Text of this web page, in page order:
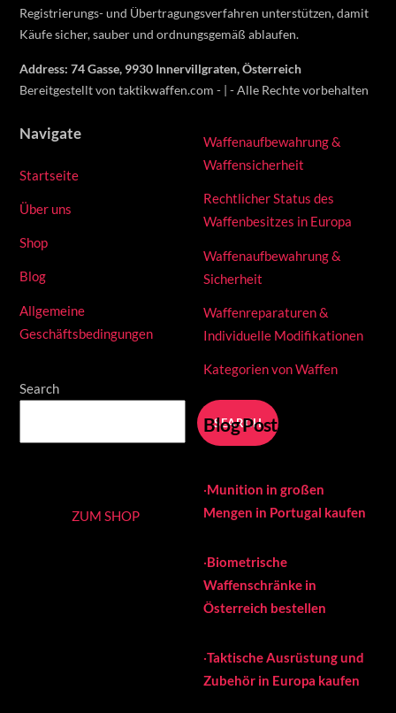
Registrierungs- und Übertragungsverfahren unterstützen, damit
Käufe sicher, sauber und ordnungsgemäß ablaufen.
Address: 74 Gasse, 9930 Innervillgraten, Österreich
Bereitgestellt von taktikwaffen.com - | - Alle Rechte vorbehalten
Navigate
Startseite
Über uns
Shop
Blog
Allgemeine
Geschäftsbedingungen
Search
SEARCH
Waffenaufbewahrung &
Waffensicherheit
Rechtlicher Status des
Waffenbesitzes in Europa
Waffenaufbewahrung &
Sicherheit
Waffenreparaturen &
Individuelle Modifikationen
Kategorien von Waffen
Blog Posts
ZUM SHOP
·Munition in großen
Mengen in Portugal kaufen
·Biometrische
Waffenschränke in
Österreich bestellen
·Taktische Ausrüstung und
Zubehör in Europa kaufen